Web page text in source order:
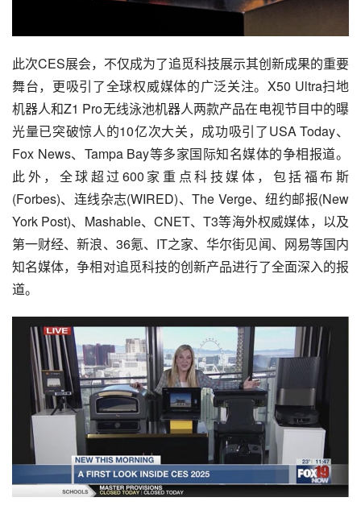
此次CES展会，不仅成为了追觅科技展示其创新成果的重要
舞台，更吸引了全球权威媒体的广泛关注。X50 Ultra扫地
机器人和Z1 Pro无线泳池机器人两款产品在电视节目中的曝
光量已突破惊人的10亿次大关，成功吸引了USA Today、
Fox News、Tampa Bay等多家国际知名媒体的争相报道。
此外，全球超过600家重点科技媒体，包括福布斯
(Forbes)、连线杂志(WIRED)、The Verge、纽约邮报(New
York Post)、Mashable、CNET、T3等海外权威媒体，以及
第一财经、新浪、36氪、IT之家、华尔街见闻、网易等国内
知名媒体，争相对追觅科技的创新产品进行了全面深入的报
道。